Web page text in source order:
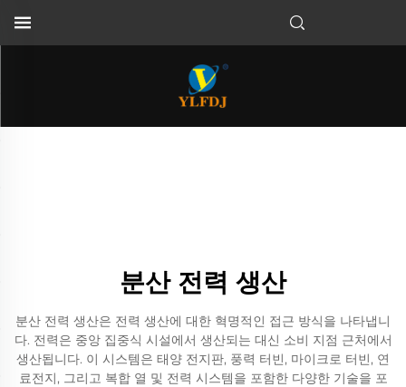
분산 전력 생산
분산 전력 생산은 전력 생산에 대한 혁명적인 접근 방식을 나타냅니
다. 전력은 중앙 집중식 시설에서 생산되는 대신 소비 지점 근처에서
생산됩니다. 이 시스템은 태양 전지판, 풍력 터빈, 마이크로 터빈, 연
료전지, 그리고 복합 열 및 전력 시스템을 포함한 다양한 기술을 포